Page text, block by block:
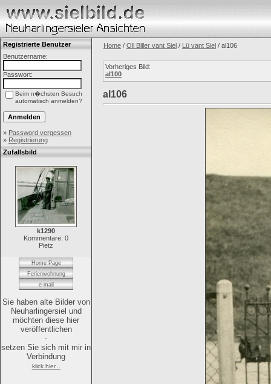
Registrierte Benutzer
Benutzername:
Passwort:
Beim n�chsten Besuch
automatisch anmelden?
» Password vergessen
» Registrierung
Zufallsbild
k1290
Kommentare: 0
Pietz
Home Page
Ferienwohnung
e-mail
Sie haben alte Bilder von
Neuharlingersiel und
möchten diese hier
veröffentlichen
-
setzen Sie sich mit mir in
Verbindung
klick hier...
Home / Oll Biller vant Siel / Lü vant Siel / al106
Vorheriges Bild:
al100
al106